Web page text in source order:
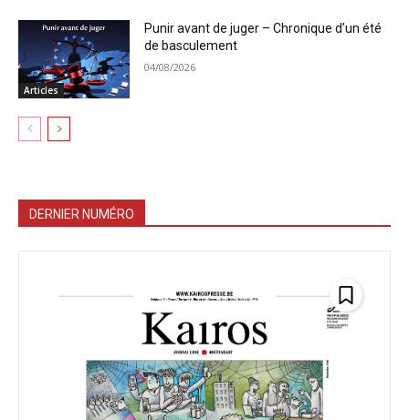
Articles
Punir avant de juger – Chronique d’un été
de basculement
04/08/2026
DERNIER NUMÉRO